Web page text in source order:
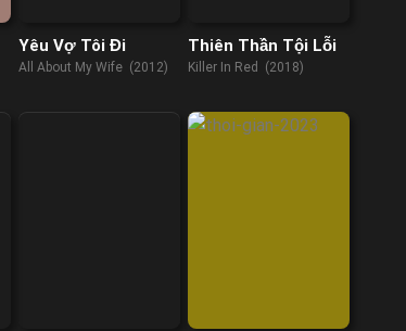
Yêu Vợ Tôi Đi
All About My Wife (2012)
Thiên Thần Tội Lỗi
Killer In Red (2018)